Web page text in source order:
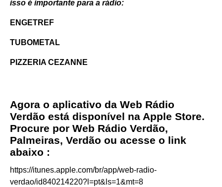
isso é importante para a rádio:
ENGETREF
TUBOMETAL
PIZZERIA CEZANNE
Agora o aplicativo da Web Rádio
Verdão está disponível na Apple Store.
Procure por Web Rádio Verdão,
Palmeiras, Verdão ou acesse o link
abaixo :
https://itunes.apple.com/br/app/web-radio-
verdao/id840214220?l=pt&ls=1&mt=8